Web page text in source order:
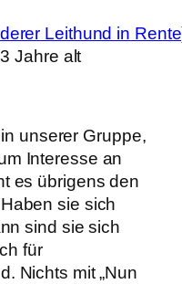
Jahre alt
unserer Gruppe,
Interesse an
es übrigens den
sie sich
sind sie sich
für
Nichts mit „Nun